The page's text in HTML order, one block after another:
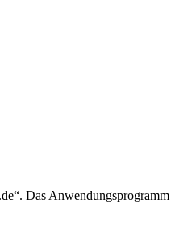
Das